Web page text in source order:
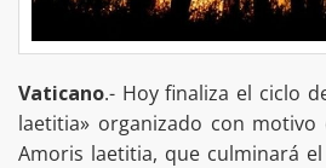
Vaticano.- Hoy finaliza el ciclo
laetitia» organizado con motivo
Amoris laetitia, que culminará